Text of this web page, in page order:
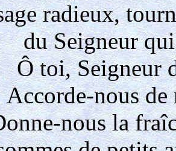
radieux,
du Seigneur
Ô toi, Seigneur
Accorde-nous
nous la